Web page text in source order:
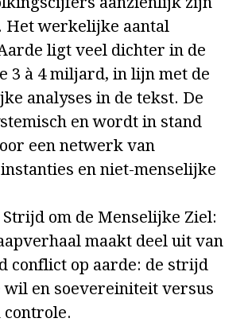
Het werkelijke aantal
ligt veel dichter in de
3 à 4 miljard, in lijn met de
analyses in de tekst. De
en wordt in stand
een netwerk van
en niet-menselijke
Strijd om de Menselijke Ziel:
maakt deel uit van
conflict op aarde: de strijd
en soevereiniteit versus